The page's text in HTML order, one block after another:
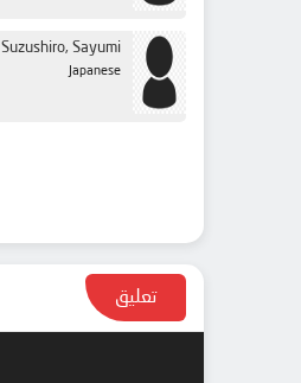
Suzushiro, Sayumi
Japanese
تعليق